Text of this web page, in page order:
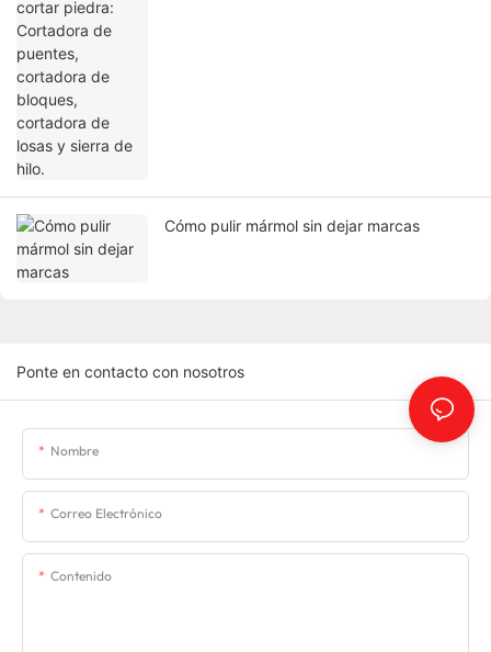
Cómo pulir mármol sin dejar marcas
Ponte en contacto con nosotros
Nombre
Correo Electrónico
Contenido